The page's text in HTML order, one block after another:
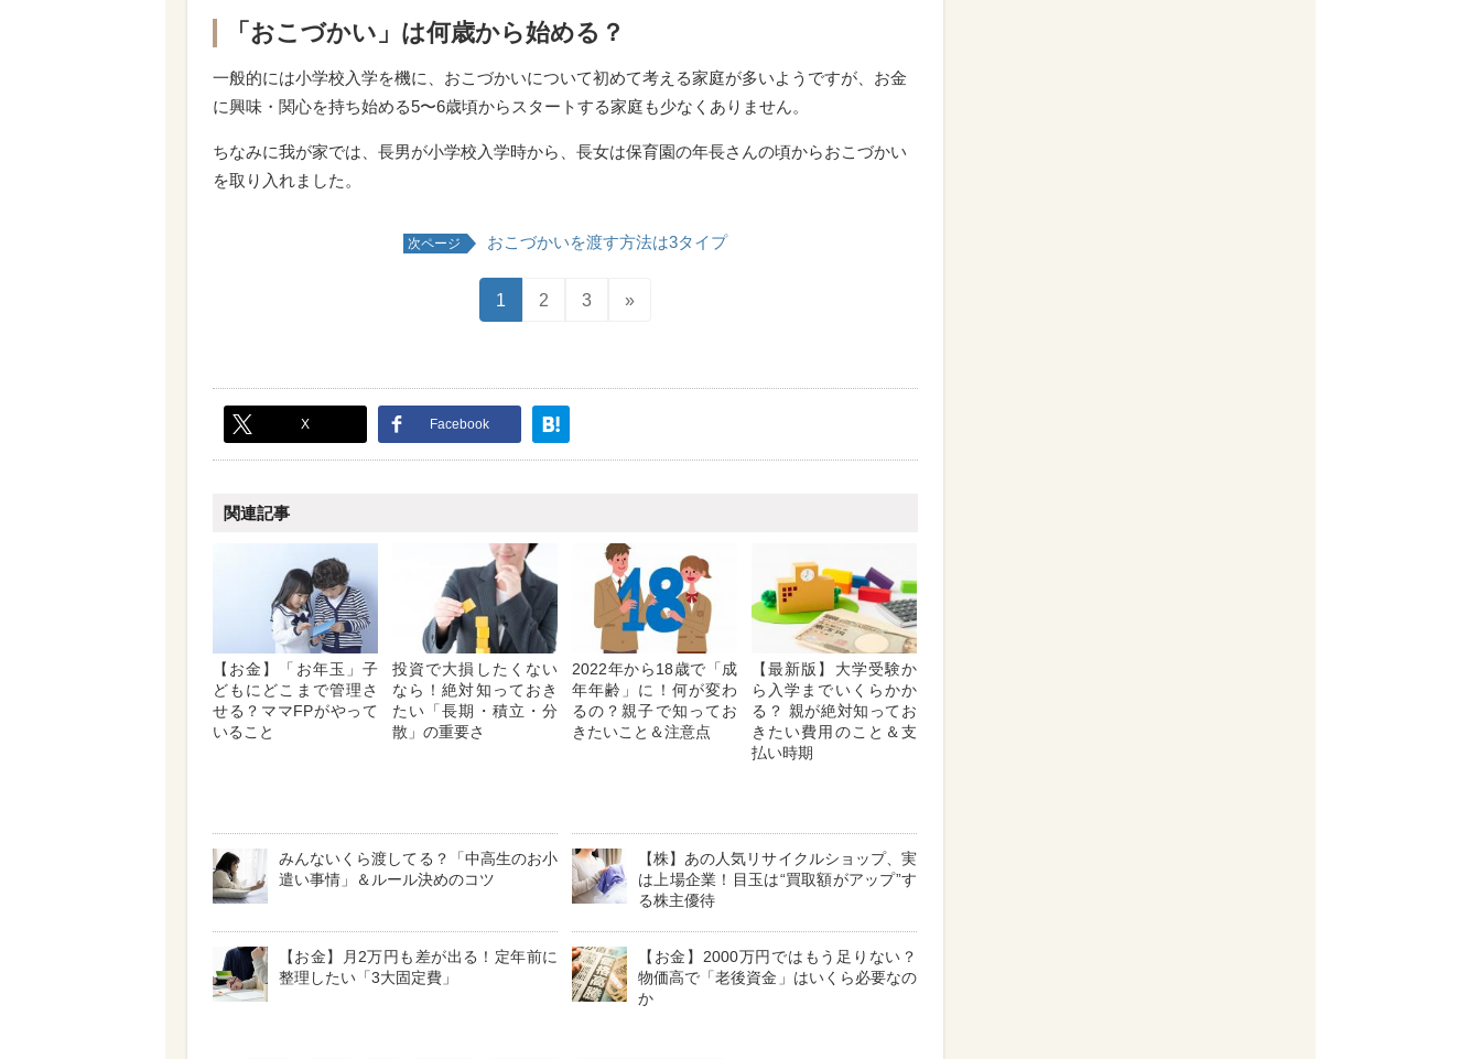
「おこづかい」は何歳から始める？
一般的には小学校入学を機に、おこづかいについて初めて考える家庭が多いようですが、お金
に興味・関心を持ち始める5〜6歳頃からスタートする家庭も少なくありません。
ちなみに我が家では、長男が小学校入学時から、長女は保育園の年長さんの頃からおこづかい
を取り入れました。
次ページ おこづかいを渡す方法は3タイプ
1 2 3 »
X Facebook
関連記事
【お金】「お年玉」子
どもにどこまで管理さ
せる？ママFPがやって
いること
投資で大損したくない
なら！絶対知っておき
たい「長期・積立・分
散」の重要さ
2022年から18歳で「成
年年齢」に！何が変わ
るの？親子で知ってお
きたいこと＆注意点
【最新版】大学受験か
ら入学までいくらかか
る？ 親が絶対知ってお
きたい費用のこと＆支
払い時期
みんないくら渡してる？「中高生のお小
遣い事情」＆ルール決めのコツ
【株】あの人気リサイクルショップ、実
は上場企業！目玉は“買取額がアップ”す
る株主優待
【お金】月2万円も差が出る！定年前に
整理したい「3大固定費」
【お金】2000万円ではもう足りない？
物価高で「老後資金」はいくら必要なの
か